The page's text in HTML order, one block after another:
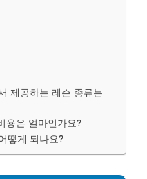
제공하는 레슨 종류는
용은 얼마인가요?
떻게 되나요?